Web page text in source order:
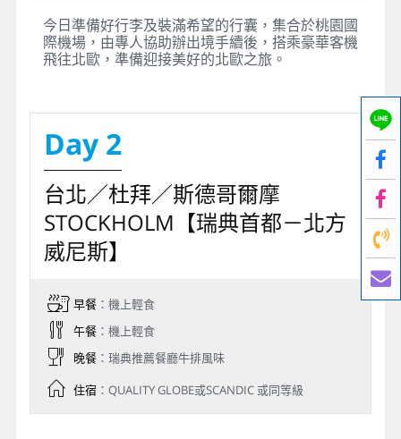
今日準備好行李及裝滿希望的行囊，集合於桃園國
際機場，由專人協助辦出境手續後，搭乘豪華客機
飛往北歐，準備迎接美好的北歐之旅。
Day 2
台北／杜拜／斯德哥爾摩
STOCKHOLM【瑞典首都－北方
威尼斯】
早餐：機上輕食
午餐：機上輕食
晚餐：瑞典推薦餐廳牛排風味
住宿：QUALITY GLOBE或SCANDIC 或同等級